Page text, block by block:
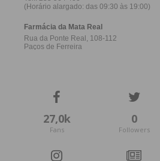
27,0k
Fans
0
Followers